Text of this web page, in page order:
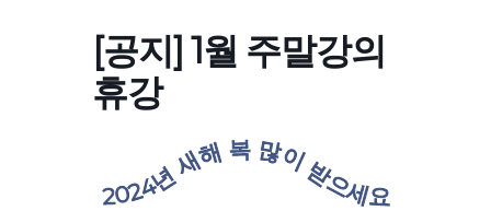
[공지] 1월 주말강의
휴강
2024년 새해 복 많이 받으세요!